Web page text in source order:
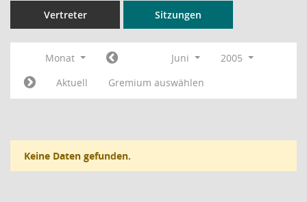
Vertreter Sitzungen
Monat Juni
2005
Aktuell
Gremium auswählen
Keine Daten gefunden.